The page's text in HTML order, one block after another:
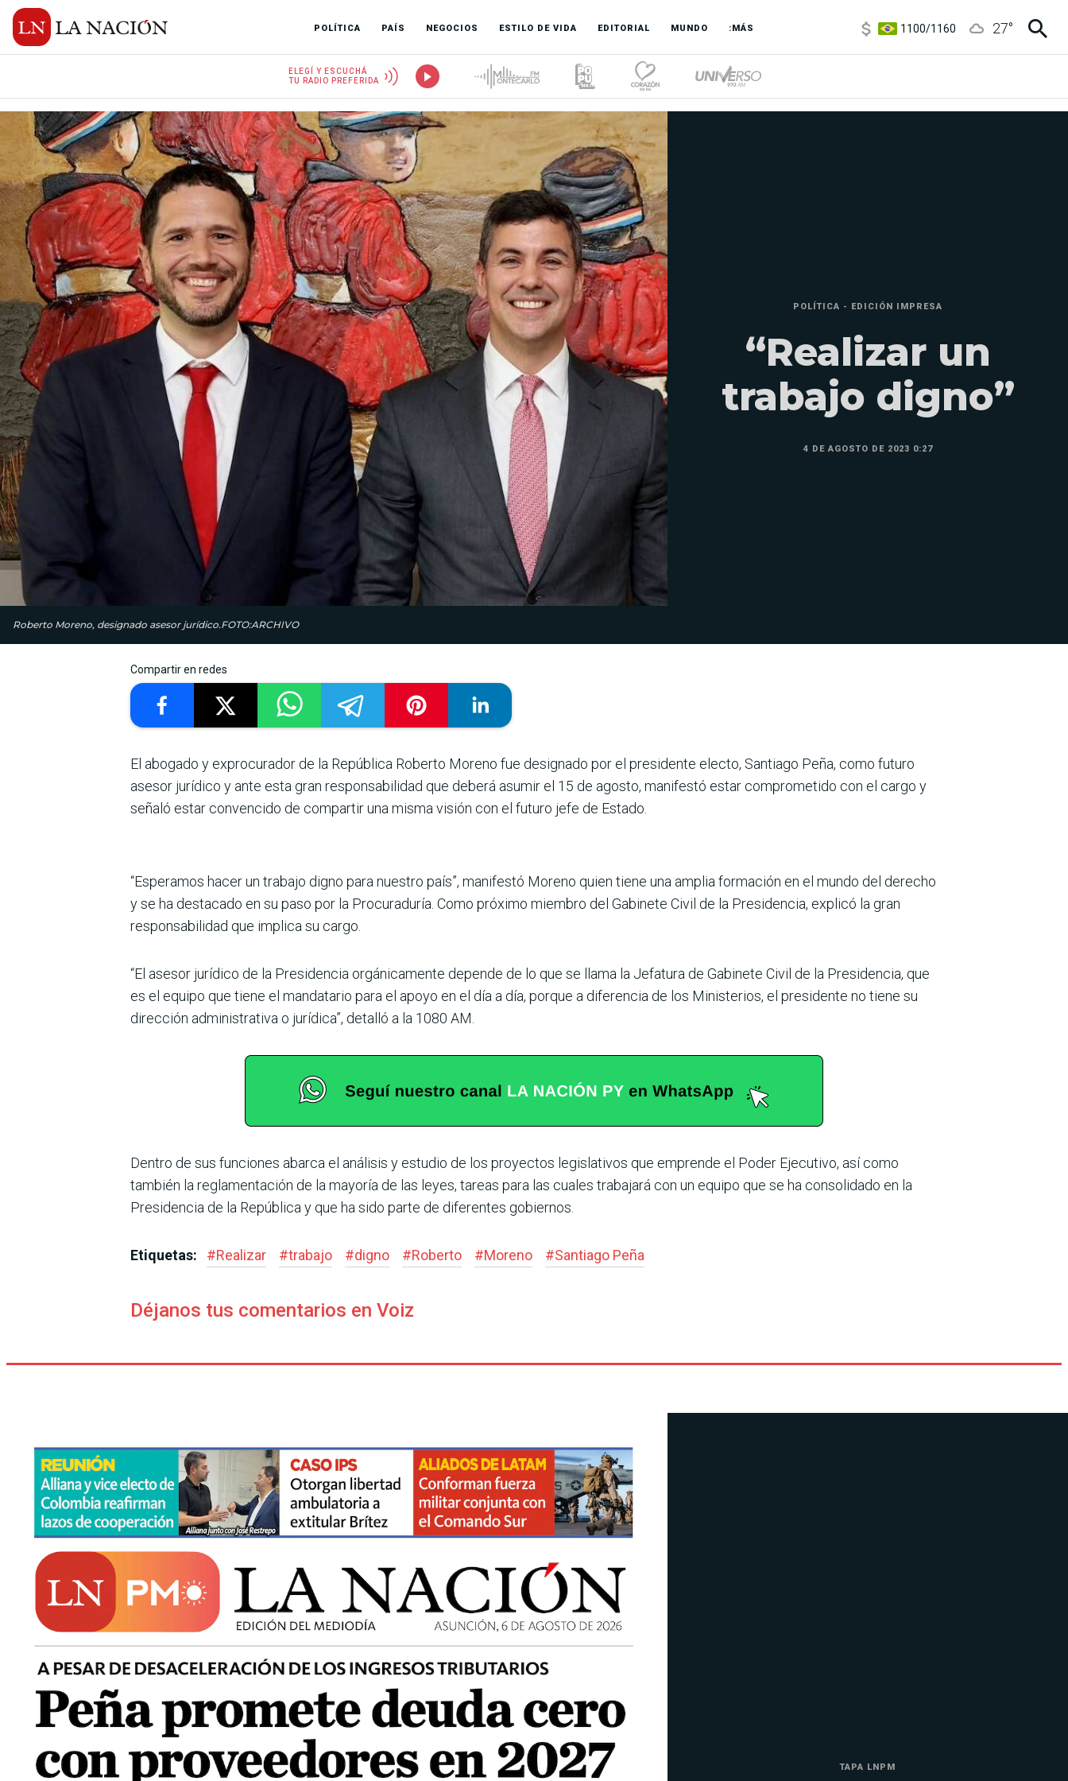
POLÍTICA PAÍS NEGOCIOS ESTILO DE VIDA EDITORIAL MUNDO :MÁS
3,8/4
27°
ELEGÍ Y ESCUCHÁ
TU RADIO PREFERIDA
Roberto Moreno, designado asesor jurídico.FOTO:ARCHIVO
POLÍTICA - EDICIÓN IMPRESA
“Realizar un
trabajo digno”
4 DE AGOSTO DE 2023 0:27
Compartir en redes
El abogado y exprocurador de la República Roberto Moreno fue designado por el presidente electo, San­tiago Peña, como futuro
ase­sor jurídico y ante esta gran responsabilidad que deberá asumir el 15 de agosto, mani­festó estar comprometido con el cargo y
señaló estar convencido de compartir una misma visión con el futuro jefe de Estado.
“Esperamos hacer un tra­bajo digno para nuestro país”, manifestó Moreno quien tiene una amplia for­mación en el mundo del derecho
y se ha destacado en su paso por la Procura­duría. Como próximo miembro del Gabinete Civil de la Presidencia, explicó la gran
responsabilidad que implica su cargo.
“El asesor jurídico de la Pre­sidencia orgánicamente depende de lo que se llama la Jefatura de Gabinete Civil de la Presidencia, que
es el equipo que tiene el manda­tario para el apoyo en el día a día, porque a diferencia de los Ministerios, el presi­dente no tiene su
dirección administrativa o jurídica”, detalló a la 1080 AM.
Dentro de sus funciones abarca el análisis y estudio de los proyectos legislativos que emprende el Poder Eje­cutivo, así como
también la reglamentación de la mayo­ría de las leyes, tareas para las cuales trabajará con un equipo que se ha consolidado en la
Presidencia de la Repú­blica y que ha sido parte de diferentes gobiernos.
Etiquetas: #Realizar #trabajo #digno #Roberto #Moreno #San­tiago Peña
Déjanos tus comentarios en Voiz
TAPA LNPM